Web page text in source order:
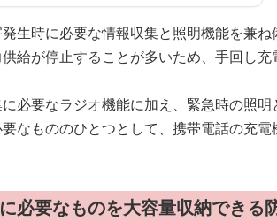
生時に必要な情報収集と照明機能を兼ね
給が停止することが多いため、手回し
必要なラジオ機能に加え、緊急時の照
なもののひとつとして、携帯電話の充
必要なものを大容量収納できる